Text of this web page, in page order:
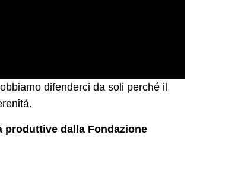
difenderci da soli perché il
dalla Fondazione